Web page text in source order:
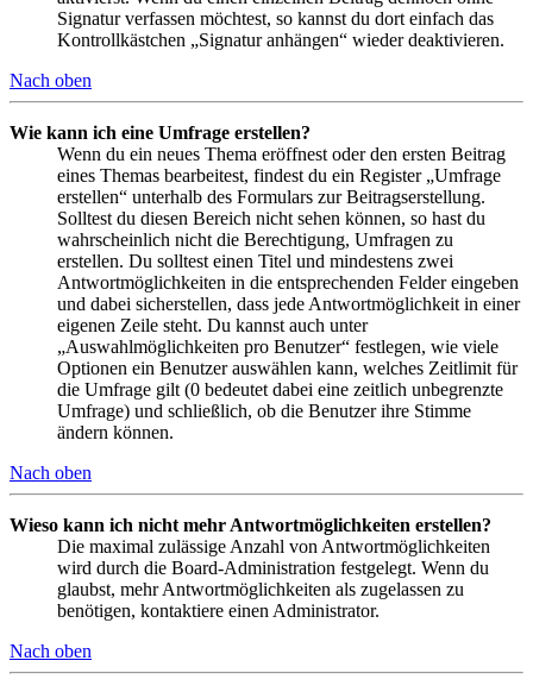
Signatur verfassen möchtest, so kannst du dort einfach das
Kontrollkästchen „Signatur anhängen“ wieder deaktivieren.
Nach oben
Wie kann ich eine Umfrage erstellen?
Wenn du ein neues Thema eröffnest oder den ersten Beitrag
eines Themas bearbeitest, findest du ein Register „Umfrage
erstellen“ unterhalb des Formulars zur Beitragserstellung.
Solltest du diesen Bereich nicht sehen können, so hast du
wahrscheinlich nicht die Berechtigung, Umfragen zu
erstellen. Du solltest einen Titel und mindestens zwei
Antwortmöglichkeiten in die entsprechenden Felder eingeben
und dabei sicherstellen, dass jede Antwortmöglichkeit in einer
eigenen Zeile steht. Du kannst auch unter
„Auswahlmöglichkeiten pro Benutzer“ festlegen, wie viele
Optionen ein Benutzer auswählen kann, welches Zeitlimit für
die Umfrage gilt (0 bedeutet dabei eine zeitlich unbegrenzte
Umfrage) und schließlich, ob die Benutzer ihre Stimme
ändern können.
Nach oben
Wieso kann ich nicht mehr Antwortmöglichkeiten erstellen?
Die maximal zulässige Anzahl von Antwortmöglichkeiten
wird durch die Board-Administration festgelegt. Wenn du
glaubst, mehr Antwortmöglichkeiten als zugelassen zu
benötigen, kontaktiere einen Administrator.
Nach oben